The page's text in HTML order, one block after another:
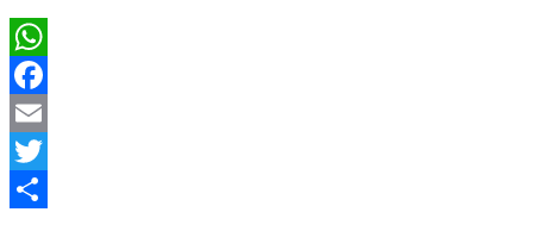
WhatsApp
Facebook
Email
Twitter